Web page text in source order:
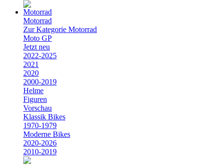
Motorrad
Zur Kategorie Motorrad
Moto GP
Jetzt neu
2022-2025
2021
2020
2000-2019
Helme
Figuren
Vorschau
Klassik Bikes
1970-1979
Moderne Bikes
2020-2026
2010-2019